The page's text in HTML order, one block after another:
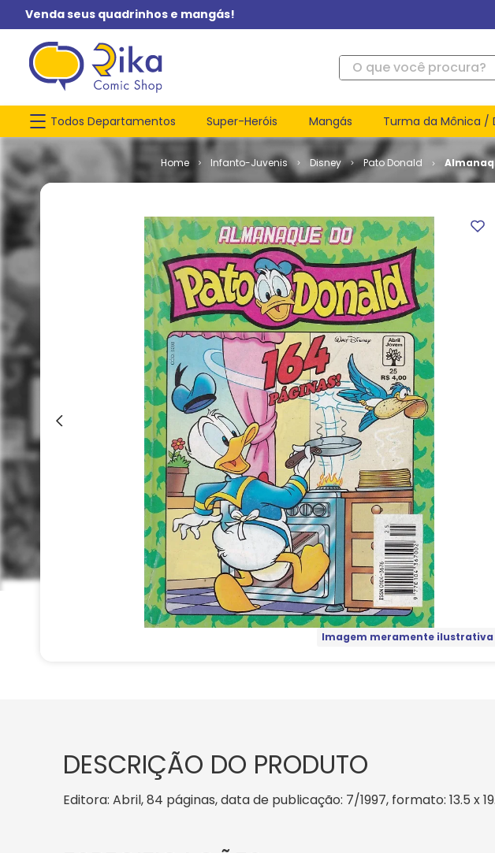
Venda seus quadrinhos e mangás!
O que você procura?
Todos Departamentos Super-Heróis Mangás Turma da Mônica /
Infanto-Juvenis Disney Pato Donald
do Pato
Imagem meramente ilustrativa
DESCRIÇÃO DO PRODUTO
Editora: Abril, 84 páginas, data de publicação: 7/1997, formato: 13.5 x